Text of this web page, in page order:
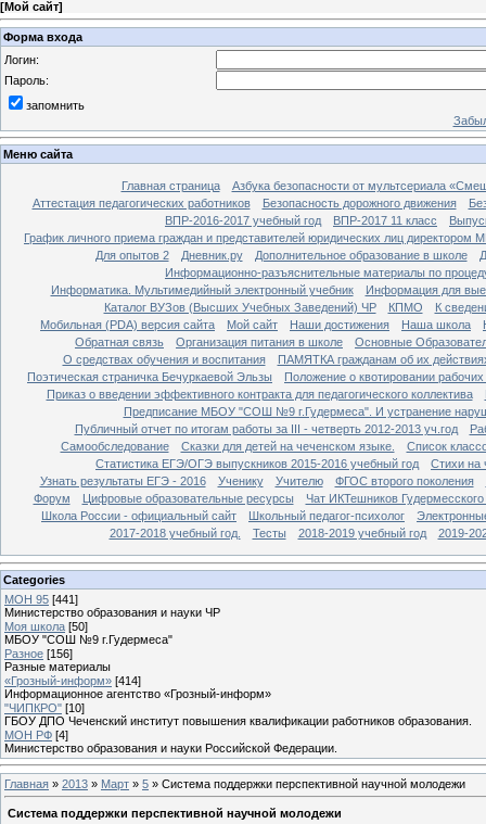
[Мой сайт]
Форма входа
Логин:
Пароль:
запомнить
Меню сайта
Главная страница
Азбука безопасности от мультсериала
Аттестация педагогических работников
Безопасность дорожного движения
ВПР-2016-2017 учебный год
ВПР-2017 11 класс
График личного приема граждан и представителей юридических лиц
Для опытов 2
Дневник.ру Дополнительное образование в школе
Информационно-разъяснительные материалы по
Информатика. Мультимедийный электронный учебник
Информация для
Каталог ВУЗов (Высших Учебных Заведений) ЧР
КПМО
К
Мобильная (PDA) версия сайта
Мой сайт Наши достижения Наша школа
Обратная связь
Организация питания в школе
Основные
О средствах обучения и воспитания
ПАМЯТКА гражданам об их
Поэтическая страничка Бечуркаевой Эльзы
Положение о квотировании
Приказ о введении эффективного контракта для педагогического коллектива
Предписание МБОУ "СОШ №9 г.Гудермеса". И устранение
Публичный отчет по итогам работы за III - четверть 2012-2013 уч.год
Самообследование
Сказки для детей на чеченском языке.
Список
Статистика ЕГЭ/ОГЭ выпускников 2015-2016 учебный год
Стихи на
Узнать результаты ЕГЭ - 2016
Ученику Учителю ФГОС второго поколения
Форум
Цифровые образовательные ресурсы
Чат ИКТешников Гудермесского
Школа России - официальный сайт
Школьный педагог-психолог
2017-2018 учебный год.
Тесты 2018-2019 учебный год 2019-
Categories
МОН 95 [441]
Министерство образования и науки ЧР
Моя школа [50]
МБОУ "СОШ №9 г.Гудермеса"
Разное [156]
Разные материалы
«Грозный-информ» [414]
Информационное агентство «Грозный-информ»
"ЧИПКРО" [10]
ГБОУ ДПО Чеченский институт повышения квалификации работников образования.
МОН РФ [4]
Министерство образования и науки Российской Федерации.
Главная » 2013 » Март » 5 » Система поддержки перспективной научной молодежи
Система поддержки перспективной научной молодежи